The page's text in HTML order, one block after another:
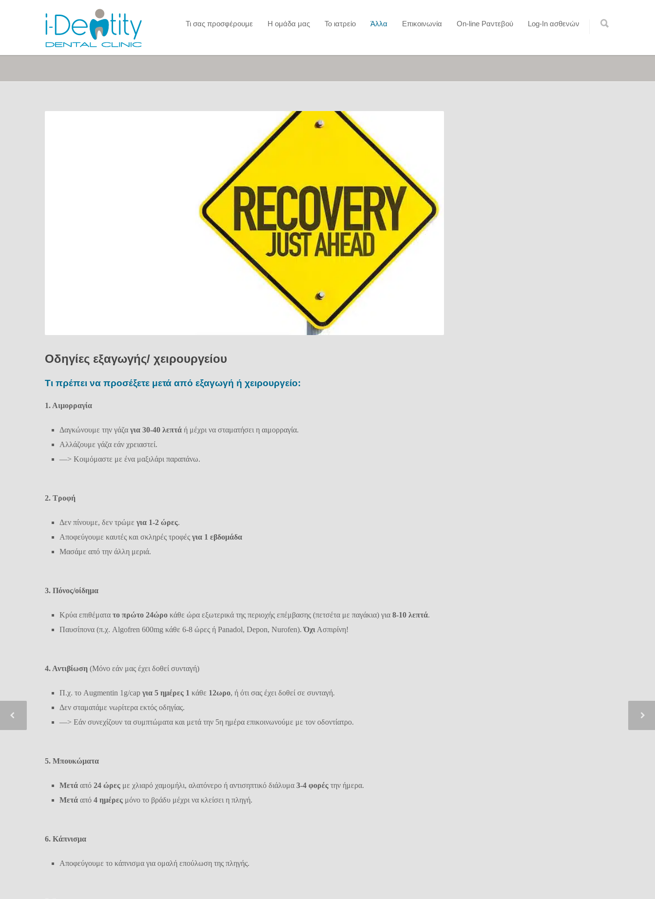
Τι σας προσφέρουμε Η ομάδα μας Το ιατρείο Άλλα Επικοινωνία On-line Ραντεβού Log-In ασθενών
Οδηγίες εξαγωγής/ χειρουργείου
Τι πρέπει να προσέξετε μετά από εξαγωγή ή χειρουργείο:
1. Αιμορραγία
Δαγκώνουμε την γάζα για 30-40 λεπτά ή μέχρι να σταματήσει η αιμορραγία.
Αλλάζουμε γάζα εάν χρειαστεί.
—> Κοιμόμαστε με ένα μαξιλάρι παραπάνω.
2. Τροφή
Δεν πίνουμε, δεν τρώμε για 1-2 ώρες.
Αποφεύγουμε καυτές και σκληρές τροφές για 1 εβδομάδα
Μασάμε από την άλλη μεριά.
3. Πόνος/οίδημα
Κρύα επιθέματα το πρώτο 24ώρο κάθε ώρα εξωτερικά της περιοχής επέμβασης (πετσέτα με παγάκια) για 8-10 λεπτά.
Παυσίπονα (π.χ. Algofren 600mg κάθε 6-8 ώρες ή Panadol, Depon, Nurofen).Όχι Ασπιρίνη!
4. Αντιβίωση (Μόνο εάν μας έχει δοθεί συνταγή)
Π.χ. το Augmentin 1g/cap για 5 ημέρες 1 κάθε 12ωρο, ή ότι σας έχει δοθεί σε συνταγή.
Δεν σταματάμε νωρίτερα εκτός οδηγίας.
—> Εάν συνεχίζουν τα συμπτώματα και μετά την 5η ημέρα επικοινωνούμε με τον οδοντίατρο.
5. Μπουκώματα
Μετά από 24 ώρες με χλιαρό χαμομήλι, αλατόνερο ή αντισηπτικό διάλυμα 3-4 φορές την ήμερα.
Μετά από 4 ημέρες μόνο το βράδυ μέχρι να κλείσει η πληγή.
6. Κάπνισμα
Αποφεύγουμε το κάπνισμα για ομαλή επούλωση της πληγής.